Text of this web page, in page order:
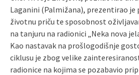
Laganini (Palmižana), prezentirao je
životnu priču te sposobnost
na tanjuru na radionici „Neka nova
Kao nastavak na prošlogodišnje
ciklusu je zbog velike
radionice na kojima se pozabavio